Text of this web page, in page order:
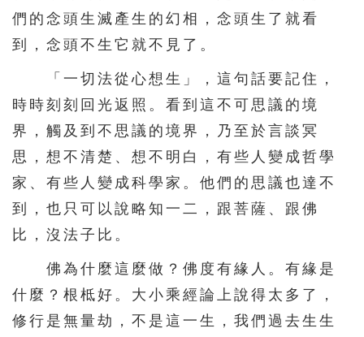
們的念頭生滅產生的幻相，念頭生了就看
到，念頭不生它就不見了。
「一切法從心想生」，這句話要記住，
時時刻刻回光返照。看到這不可思議的境
界，觸及到不思議的境界，乃至於言談冥
思，想不清楚、想不明白，有些人變成哲學
家、有些人變成科學家。他們的思議也達不
到，也只可以說略知一二，跟菩薩、跟佛
比，沒法子比。
佛為什麼這麼做？佛度有緣人。有緣是
什麼？根柢好。大小乘經論上說得太多了，
修行是無量劫，不是這一生，我們過去生生